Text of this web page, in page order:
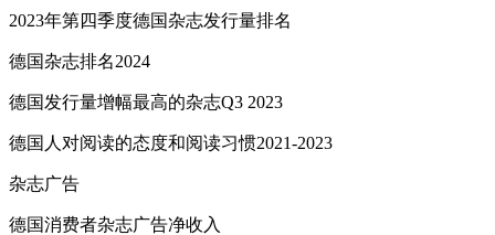
2023年第四季度德国杂志发行量排名
德国杂志排名2024
德国发行量增幅最高的杂志Q3 2023
德国人对阅读的态度和阅读习惯2021-2023
杂志广告
德国消费者杂志广告净收入